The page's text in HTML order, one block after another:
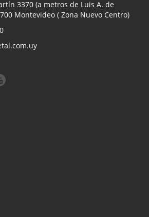
3370 (a metros de Luis A. de
Montevideo ( Zona Nuevo Centro)